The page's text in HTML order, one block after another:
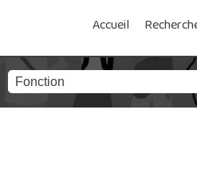
Accueil